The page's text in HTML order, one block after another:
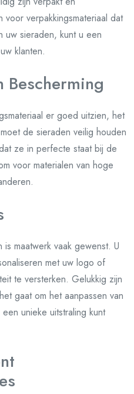
verpakkingsmateriaal dat
uw sieraden, kunt u een
klanten.
Bescherming
er goed uitzien, het
de sieraden veilig houden
ze in perfecte staat bij de
voor materialen van hoge
maatwerk vaak gewenst. U
met uw logo of
te versterken. Gelukkig zijn
gaat om het aanpassen van
unieke uitstraling kunt